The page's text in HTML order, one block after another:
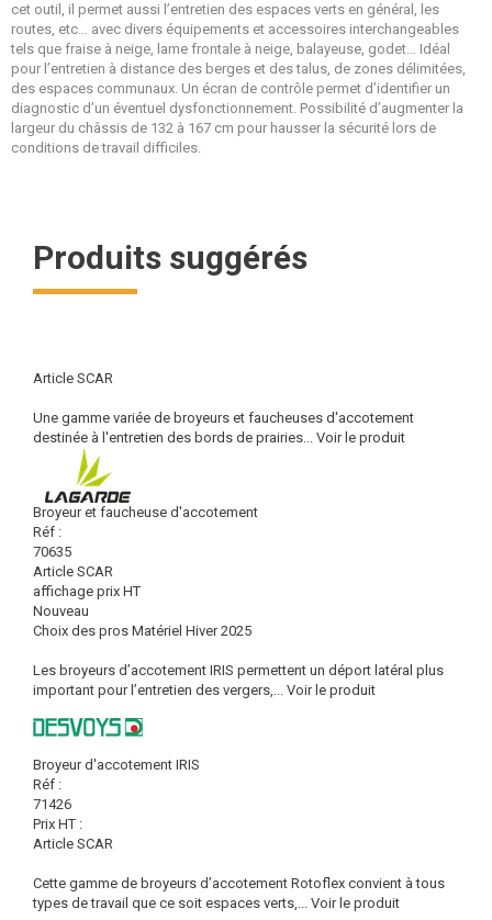
cet outil, il permet aussi l’entretien des espaces verts en général, les
routes, etc… avec divers équipements et accessoires interchangeables
tels que fraise à neige, lame frontale à neige, balayeuse, godet… Idéal
pour l’entretien à distance des berges et des talus, de zones délimitées,
des espaces communaux. Un écran de contrôle permet d’identifier un
diagnostic d’un éventuel dysfonctionnement. Possibilité d’augmenter la
largeur du châssis de 132 à 167 cm pour hausser la sécurité lors de
conditions de travail difficiles.
Produits suggérés
Article SCAR
Une gamme variée de broyeurs et faucheuses d'accotement
destinée à l'entretien des bords de prairies... Voir le produit
Broyeur et faucheuse d'accotement
Réf :
70635
Article SCAR
affichage prix HT
Nouveau
Choix des pros Matériel Hiver 2025
Les broyeurs d’accotement IRIS permettent un déport latéral plus
important pour l’entretien des vergers,... Voir le produit
Broyeur d'accotement IRIS
Réf :
71426
Prix HT :
Article SCAR
Cette gamme de broyeurs d’accotement Rotoflex convient à tous
types de travail que ce soit espaces verts,... Voir le produit